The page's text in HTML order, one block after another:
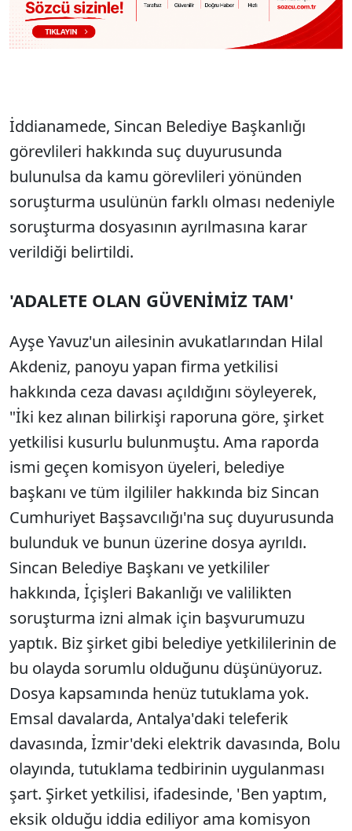
İddianamede, Sincan Belediye Başkanlığı
görevlileri hakkında suç duyurusunda
bulunulsa da kamu görevlileri yönünden
soruşturma usulünün farklı olması nedeniyle
soruşturma dosyasının ayrılmasına karar
verildiği belirtildi.
'ADALETE OLAN GÜVENİMİZ TAM'
Ayşe Yavuz'un ailesinin avukatlarından Hilal
Akdeniz, panoyu yapan firma yetkilisi
hakkında ceza davası açıldığını söyleyerek,
"İki kez alınan bilirkişi raporuna göre, şirket
yetkilisi kusurlu bulunmuştu. Ama raporda
ismi geçen komisyon üyeleri, belediye
başkanı ve tüm ilgililer hakkında biz Sincan
Cumhuriyet Başsavcılığı'na suç duyurusunda
bulunduk ve bunun üzerine dosya ayrıldı.
Sincan Belediye Başkanı ve yetkililer
hakkında, İçişleri Bakanlığı ve valilikten
soruşturma izni almak için başvurumuzu
yaptık. Biz şirket gibi belediye yetkililerinin de
bu olayda sorumlu olduğunu düşünüyoruz.
Dosya kapsamında henüz tutuklama yok.
Emsal davalarda, Antalya'daki teleferik
davasında, İzmir'deki elektrik davasında, Bolu
olayında, tutuklama tedbirinin uygulanması
şart. Şirket yetkilisi, ifadesinde, 'Ben yaptım,
eksik olduğu iddia ediliyor ama komisyon